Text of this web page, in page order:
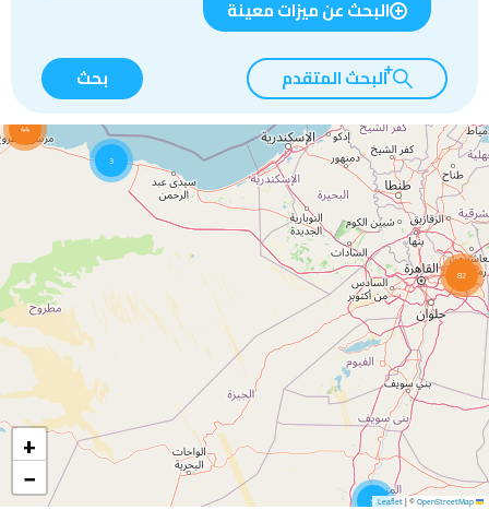
البحث عن ميزات معينة
البحث المتقدم بحث
82
9
3
44
+
−
Leaflet
|©OpenStreetMap